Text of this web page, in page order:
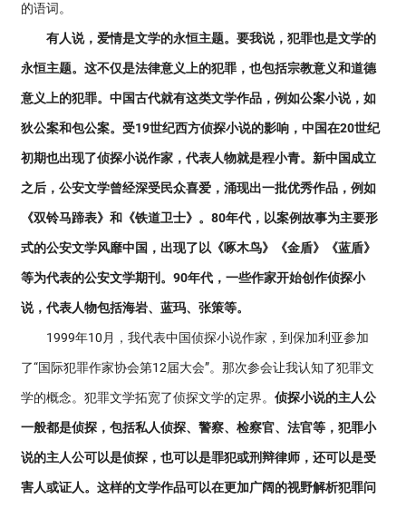
的语词。
有人说，爱情是文学的永恒主题。要我说，犯罪也是文学的
永恒主题。这不仅是法律意义上的犯罪，也包括宗教意义和道德
意义上的犯罪。中国古代就有这类文学作品，例如公案小说，如
狄公案和包公案。受19世纪西方侦探小说的影响，中国在20世纪
初期也出现了侦探小说作家，代表人物就是程小青。新中国成立
之后，公安文学曾经深受民众喜爱，涌现出一批优秀作品，例如
《双铃马蹄表》和《铁道卫士》。80年代，以案例故事为主要形
式的公安文学风靡中国，出现了以《啄木鸟》《金盾》《蓝盾》
等为代表的公安文学期刊。90年代，一些作家开始创作侦探小
说，代表人物包括海岩、蓝玛、张策等。
1999年10月，我代表中国侦探小说作家，到保加利亚参加
了“国际犯罪作家协会第12届大会”。那次参会让我认知了犯罪文
学的概念。犯罪文学拓宽了侦探文学的定界。 侦探小说的主人公
一般都是侦探，包括私人侦探、警察、检察官、法官等，犯罪小
说的主人公可以是侦探，也可以是罪犯或刑辩律师，还可以是受
害人或证人。这样的文学作品可以在更加广阔的视野解析犯罪问